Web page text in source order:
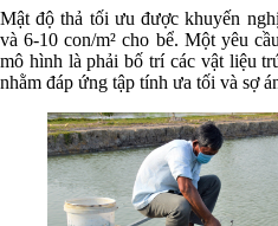
Mật độ thả tối ưu được khuyến
và 6-10 con/m² cho bể. Một yêu
mô hình là phải bố trí các vật liệu
nhằm đáp ứng tập tính ưa tối và sợ